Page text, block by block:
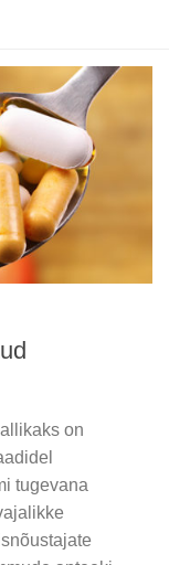
on
tugevana